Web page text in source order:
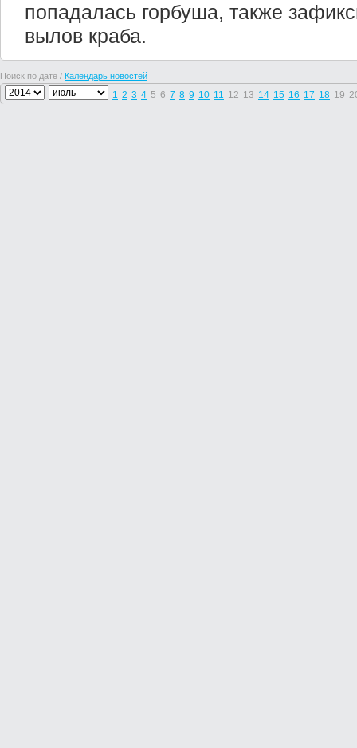
попадалась горбуша, также
вылов краба.
Поиск по дате / Календарь новостей
1 2 3 4 5 6 7 8 9 10 11 12 13 14 15 16 17 18 19